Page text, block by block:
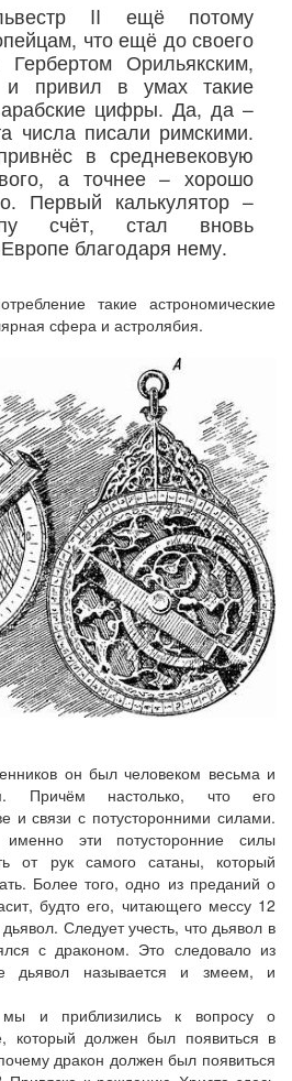
II ещё потому
что ещё до своего
Гербертом Орильякским,
и привил в умах такие
цифры. Да, да –
числа писали римскими.
в средневековую
а точнее – хорошо
Первый калькулятор –
счёт, стал вновь
благодаря нему.
такие астрономические
сфера и астролябия.
он был человеком весьма и
Причём настолько, что его
и связи с потусторонними силами.
эти потусторонние силы
от рук самого сатаны, который
Более того, одно из преданий о
будто его, читающего мессу 12
Следует учесть, что дьявол в
с драконом. Это следовало из
дьявол называется и змеем, и
мы и приблизились к вопросу о
который должен был появиться в
дракон должен был появиться